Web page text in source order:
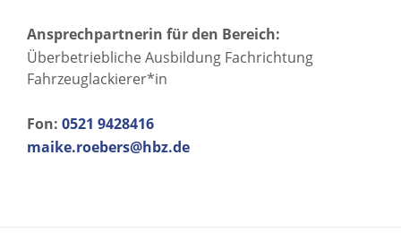
Ansprechpartnerin für den Bereich:
Überbetriebliche Ausbildung Fachrichtung
Fahrzeuglackierer*in
Fon: 0521 9428416
maike.roebers@hbz.de